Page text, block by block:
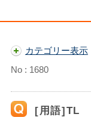
カテゴリー表示
No : 1680
[用語]TL